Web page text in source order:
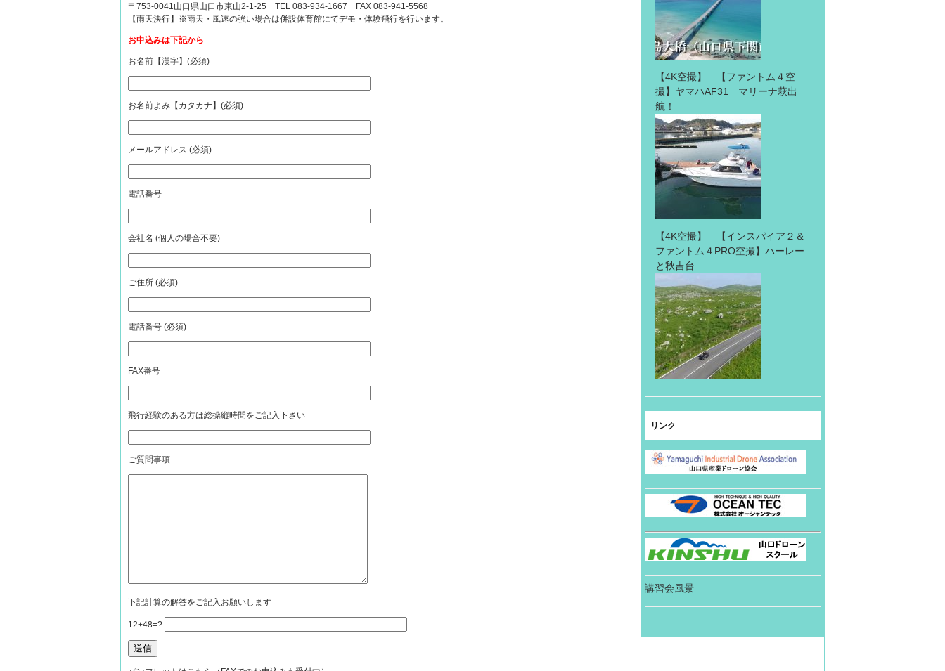
〒753-0041山口県山口市東山2-1-25 TEL 083-934-1667 FAX 083-941-5568
【雨天決行】※雨天・風速の強い場合は併設体育館にてデモ・体験飛行を行います。
お申込みは下記から
お名前【漢字】(必須)
お名前よみ【カタカナ】(必須)
メールアドレス (必須)
電話番号
会社名 (個人の場合不要)
ご住所 (必須)
電話番号 (必須)
FAX番号
飛行経験のある方は総操縦時間をご記入下さい
ご質問事項
下記計算の解答をご記入お願いします
12+48=?
【4K空撮】 【ファントム４空
撮】ヤマハAF31 マリーナ萩出
航！
【4K空撮】 【インスパイア２＆
ファントム４PRO空撮】ハーレー
と秋吉台
リンク
講習会風景